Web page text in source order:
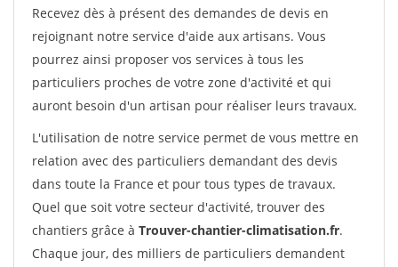
Recevez dès à présent des demandes de devis en
rejoignant notre service d'aide aux artisans. Vous
pourrez ainsi proposer vos services à tous les
particuliers proches de votre zone d'activité et qui
auront besoin d'un artisan pour réaliser leurs travaux.
L'utilisation de notre service permet de vous mettre en
relation avec des particuliers demandant des devis
dans toute la France et pour tous types de travaux.
Quel que soit votre secteur d'activité, trouver des
chantiers grâce à Trouver-chantier-climatisation.fr.
Chaque jour, des milliers de particuliers demandent